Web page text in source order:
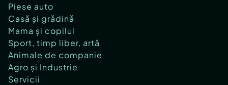
Piese auto
Casă și grădină
Mama și copilul
Sport, timp liber, artă
Animale de companie
Agro și Industrie
Servicii